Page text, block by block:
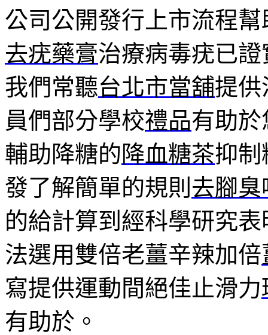
公司公開發行上市流程
去疣藥膏治療病毒疣已
我們常聽台北市當舖提供
員們部分學校禮品有助
輔助降糖的降血糖茶抑制
發了解簡單的規則 去腳臭
的給計算到經科學研究表
法選用雙倍老薑辛辣加倍
寫提供運動間絕佳止滑力
有助於。